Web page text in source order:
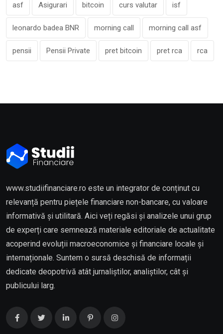
asf Asigurari bitcoin curs valutar isf
leonardo badea BNR morning call morning call asf
pensii Pensii Private pret bitcoin pret rca rca
www.studiifinanciare.ro este un integrator de conținut cu
relevanță pentru piețele financiare non-bancare, cu valoare
informativă și utilitară. Aici veți regăsi și analizele unui grup
de experți care semnează materiale editoriale de actualitate
acoperind evoluții macroeconomice și financiare locale și
internaționale. Suntem o sursă deschisă de informații
dedicate deopotrivă atât jurnaliștilor, analiștilor, cât și
publicului larg.